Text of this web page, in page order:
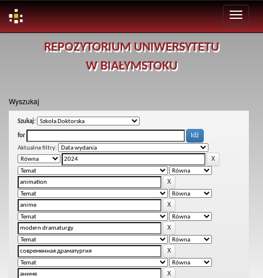
REPOZYTORIUM UNIWERSYTETU
W BIAŁYMSTOKU
Wyszukaj
Szukaj:
for
Aktualne filtry: